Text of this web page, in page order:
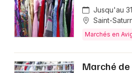
Jusqu'au
Saint-
Marchés en
Marché